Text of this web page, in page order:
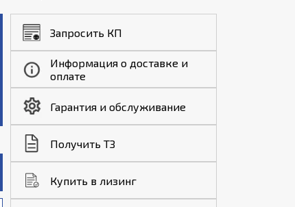
Запросить КП
Информация о доставке и
оплате
Гарантия и обслуживание
Получить ТЗ
Купить в лизинг